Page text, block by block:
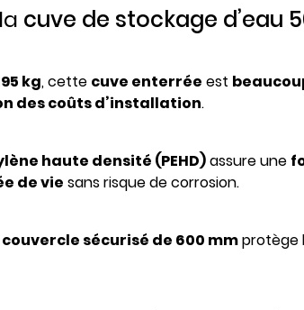
cuve de stockage d’eau
kg, cette cuve enterrée est
des coûts d’installation.
haute densité (PEHD)assure une
de vie sans risque de corrosion.
couvercle sécurisé de 600 mmprotège